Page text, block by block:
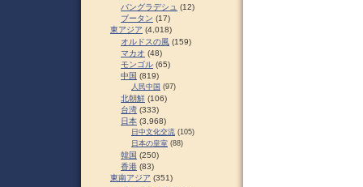
バングラデシュ (12)
ブータン (17)
東アジア (4,018)
オルドスの風 (159)
マカオ (48)
モンゴル (65)
中国 (819)
人民中国 (97)
北朝鮮 (106)
台湾 (333)
日本 (3,968)
日中文化交流 (105)
日本の皇室 (88)
韓国 (250)
香港 (83)
東南アジア (351)